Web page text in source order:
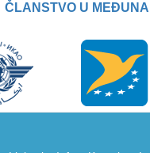
ČLANSTVO U